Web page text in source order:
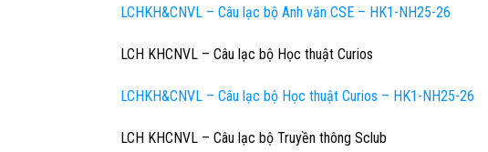
LCHKH&CNVL – Câu lạc bộ Anh văn CSE – HK1-NH25-26
LCH KHCNVL – Câu lạc bộ Học thuật Curios
LCHKH&CNVL – Câu lạc bộ Học thuật Curios – HK1-NH25-26
LCH KHCNVL – Câu lạc bộ Truyền thông Sclub